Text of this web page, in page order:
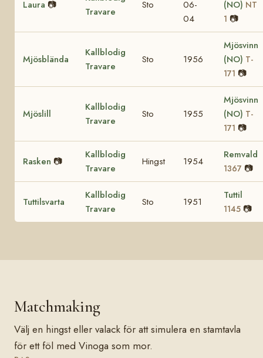
Laura 📷
Travare
Sto
06-
04
(NO) NT
1 📷
Mjösblända
Kallblodig
Travare
Sto 1956
Mjösvinn
(NO) T-
171 📷
Mjöslill
Kallblodig
Travare
Sto 1955
Mjösvinn
(NO) T-
171 📷
Rasken 📷
Kallblodig
Travare
Hingst 1954
Remvald
1367 📷
Tuttilsvarta
Kallblodig
Travare
Sto 1951
Tuttil
1145 📷
Matchmaking
Välj en hingst eller valack för att simulera en stamtavla
för ett föl med Vinoga som mor.